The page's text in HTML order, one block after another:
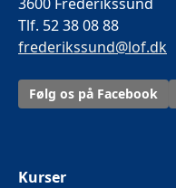
Tlf. 52 38 08 88
frederikssund@lof.dk
Følg os på Facebook
Kurser